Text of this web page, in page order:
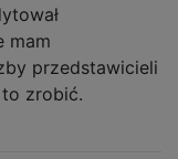
mam
przedstawicieli
zrobić.